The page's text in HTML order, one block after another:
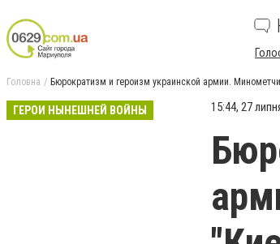
Головна Бюрократизм и героизм украинской армии.
ГЕРОИ НЫНЕШНЕЙ ВОЙНЫ 15:44, 27